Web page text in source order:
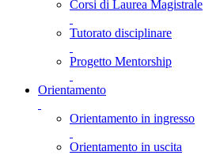
Corsi di Laurea Magistrale
Tutorato disciplinare
Progetto Mentorship
Orientamento
Orientamento in ingresso
Orientamento in uscita